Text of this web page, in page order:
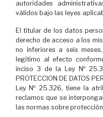
autoridades
válidos bajo las leyes
El titular de los datos
derecho de acceso a los
no inferiores a seis
legítimo al efecto
inciso 3 de la Ley Nº
PROTECCION DE DATOS
Ley Nº 25.326, tiene la
reclamos que se
las normas sobre